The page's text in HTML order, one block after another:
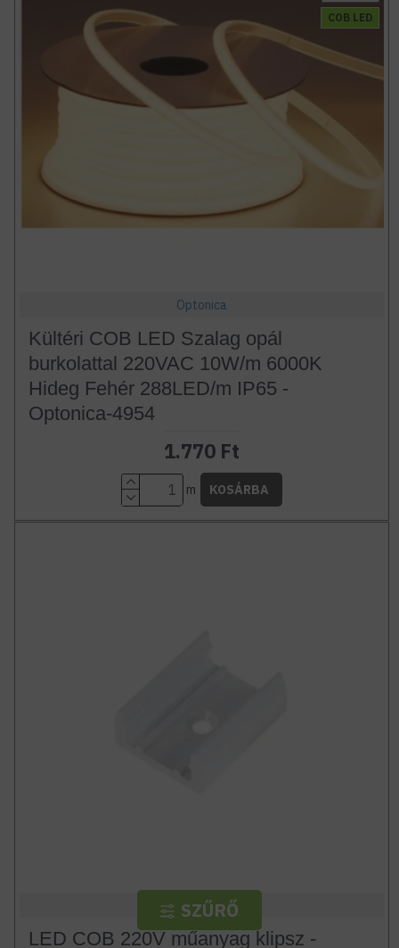
COB LED
Optonica
Kültéri COB LED Szalag opál
burkolattal 220VAC 10W/m 6000K
Hideg Fehér 288LED/m IP65 -
Optonica-4954
1.770 Ft
m KOSÁRBA
Optonica
LED COB 220V műanyag klipsz -
SZŰRŐ